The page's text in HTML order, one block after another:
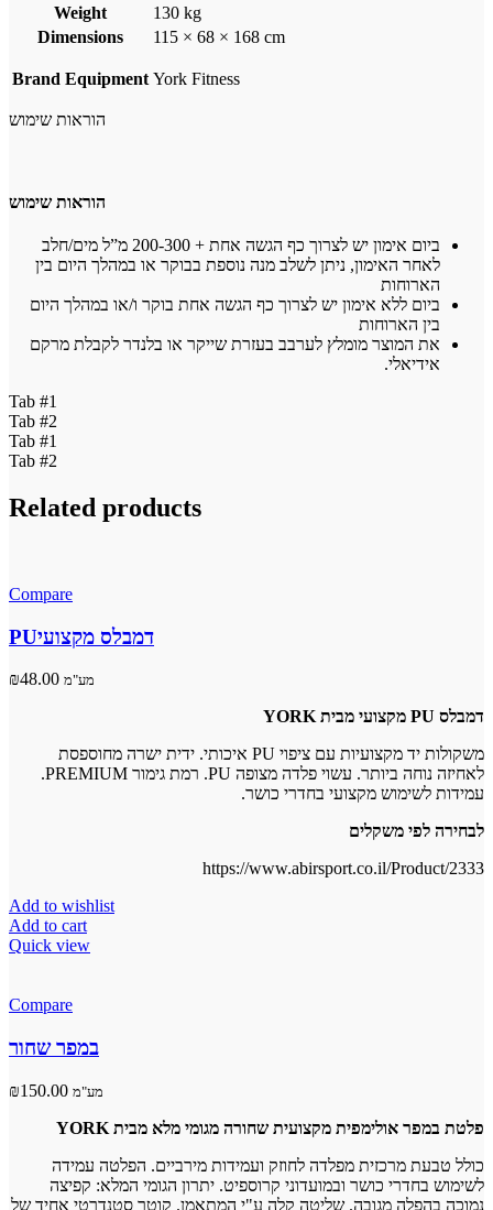
Weight
130 kg
Dimensions
115 × 68 × 168 cm
Brand Equipment York Fitness
הוראות שימוש
הוראות שימוש
ביום אימון יש לצרוך כף הגשה אחת + 200-300 מ”ל מים/חלב
לאחר האימון, ניתן לשלב מנה נוספת בבוקר או במהלך היום בין
הארוחות
ביום ללא אימון יש לצרוך כף הגשה אחת בוקר ו/או במהלך היום
בין הארוחות
את המוצר מומלץ לערבב בעזרת שייקר או בלנדר לקבלת מרקם
אידיאלי.
Tab #1
Tab #2
Tab #1
Tab #2
Related products
Compare
PUדמבלס מקצועי
₪48.00 מע"מ
דמבלס PU מקצועי מבית YORK
משקולות יד מקצועיות עם ציפוי PU איכותי. ידית ישרה מחוספסת
לאחיזה נוחה ביותר. עשוי פלדה מצופה PU. רמת גימור PREMIUM
.
עמידות לשימוש מקצועי בחדרי כושר.
לבחירה לפי משקלים
https://www.abirsport.co.il/Product/2333
Add to wishlist
Add to cart
Quick view
Compare
במפר שחור
₪150.00 מע"מ
פלטת במפר אולימפית מקצועית שחורה מגומי מלא מבית YORK
כולל טבעת מרכזית מפלדה לחוזק ועמידות מירביים. הפלטה עמידה
לשימוש בחדרי כושר ובמועדוני קרוספיט. יתרון הגומי המלא: קפיצה
נמוכה בהפלה מגובה. שליטה קלה ע"י המתאמן. קוטר סטנדרטי אחיד של